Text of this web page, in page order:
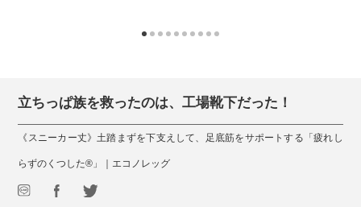
立ちっぱ族を救ったのは、工場靴下だった！
《スニーカー丈》土踏まずを下支えして、足底筋をサポートする「疲れし
らずのくつした®」｜エコノレッグ